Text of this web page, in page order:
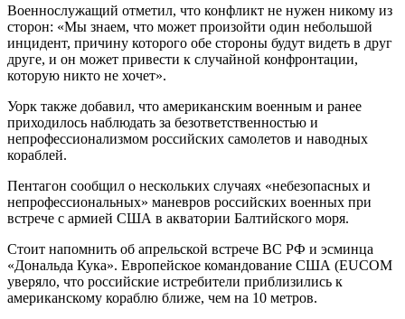
Военнослужащий отметил, что конфликт не нужен никому из
сторон: «Мы знаем, что может произойти один небольшой
инцидент, причину которого обе стороны будут видеть в друг
друге, и он может привести к случайной конфронтации,
которую никто не хочет».
Уорк также добавил, что американским военным и ранее
приходилось наблюдать за безответственностью и
непрофессионализмом российских самолетов и наводных
кораблей.
Пентагон сообщил о нескольких случаях «небезопасных и
непрофессиональных» маневров российских военных при
встрече с армией США в акватории Балтийского моря.
Стоит напомнить об апрельской встрече ВС РФ и эсминца
«Дональда Кука». Европейское командование США (EUCOM
уверяло, что российские истребители приблизились к
американскому кораблю ближе, чем на 10 метров.